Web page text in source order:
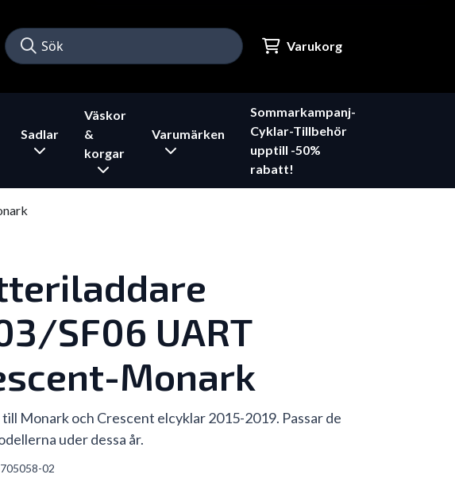
Varukorg
Sadlar
Väskor
&
korgar
Varumärken
Sommarkampanj-
Cyklar-Tillbehör
upptill -50%
rabatt!
SF06 UART
Monark
till Monark och Crescent elcyklar 2015-2019. Passar de
uder dessa år.
02